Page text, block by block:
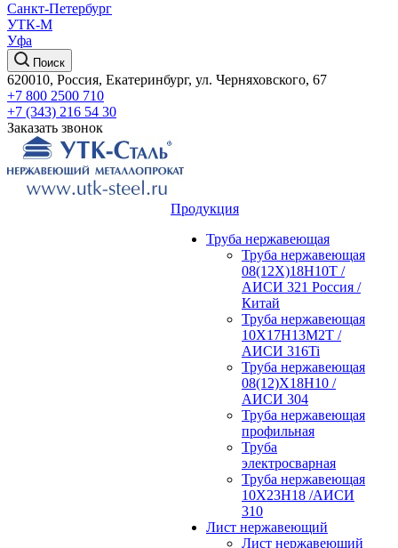
Санкт-Петербург
УТК-М
Уфа
Поиск
620010, Россия, Екатеринбург, ул. Черняховского, 67
+7 800 2500 710
+7 (343) 216 54 30
Заказать звонок
Продукция
Труба нержавеющая
Труба нержавеющая
08(12Х)18Н10Т /
АИСИ 321 Россия /
Китай
Труба нержавеющая
10Х17Н13М2Т /
АИСИ 316Ti
Труба нержавеющая
08(12)Х18Н10 /
АИСИ 304
Труба нержавеющая
профильная
Труба
электросварная
Труба нержавеющая
10Х23Н18 /АИСИ
310
Лист нержавеющий
Лист нержавеющий